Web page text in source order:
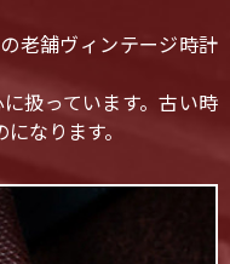
老舗ヴィンテージ時計
扱っています。古い時
なります。